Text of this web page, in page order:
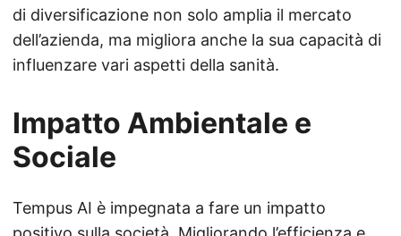
di diversificazione non solo amplia il mercato
dell’azienda, ma migliora anche la sua capacità di
influenzare vari aspetti della sanità.
Impatto Ambientale e
Sociale
Tempus AI è impegnata a fare un impatto